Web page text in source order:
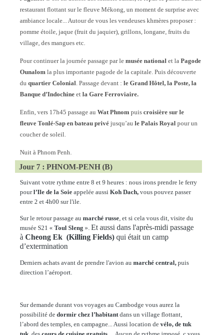
restaurant flottant sur le fleuve Mékong, un moment de surprise avec
ambiance locale... Autour de vous les vendeuses khmères proposer :
pomme étoile, jaque (fruit du jaquier), grillons, longane, fruits du
village, des mangues etc.
Pour continuer la journée passage par lemusée national et laPagode
Ounalom la plus importante pagode de la capitale. Puis découverte
duquartier Colonial. Passage devant :le Grand Hôtel, la Poste, la
Banque d’Indochineet la Gare Ferroviaire.
Enfin, vers 17h45 passage auWat Phnom puiscroisière sur le
fleuve Tonlé-Sap en bateau privéjusqu’aule Palais Royal pour un
coucher de soleil.
Nuit à Phnom Penh.
Jour 7 : PHNOM-PENH (B)
Suivant votre rythme entre 8 et 9 heures : nous irons prendre le ferry
pourl’Ile de la Soie appelée aussiKoh Dach,vous pouvez passer
entre 2 et 4h00 sur l'ile.
Sur le retour passage aumarché russe, et si cela vous dit, visite du
musée S21 «Toul Sleng ».Et aussi dans l'après-midi passage
àCheong Ek (Killing Fields)qui était un camp
d’extermination
Derniers achats avant de prendre l'avion aumarché central, puis
direction l’aéroport.
Sur demande durant vos voyages au Cambodge vous aurez la
possibilité dedormir chez l’habitantdans un village flottant,
l’abord des temples, en campagne... Aussi location devélo, de tuk